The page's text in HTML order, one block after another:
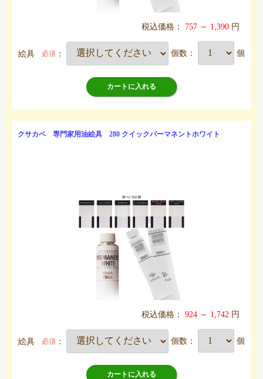
税込価格： 757 ～ 1,390 円
絵具 必須 ： 個数： 個
カートに入れる
クサカベ 専門家用油絵具 280 クイックパーマネントホワイト
税込価格： 924 ～ 1,742 円
絵具 必須 ： 個数： 個
カートに入れる